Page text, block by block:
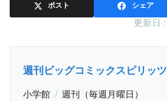
ポスト シェア
更新日 :
週刊ビッグコミックスピリッツ
小学館
週刊（毎週月曜日）